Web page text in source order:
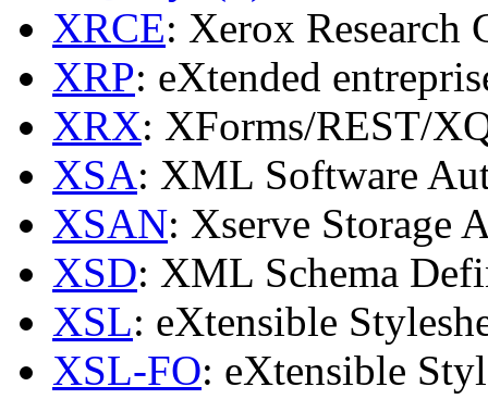
XRCE: Xerox Research
XRP: eXtended
XRX: XForms/REST/
XSA: XML Software
XSAN: Xserve Storage
XSD: XML Schema
XSL: eXtensible
XSL-FO: eXtensible